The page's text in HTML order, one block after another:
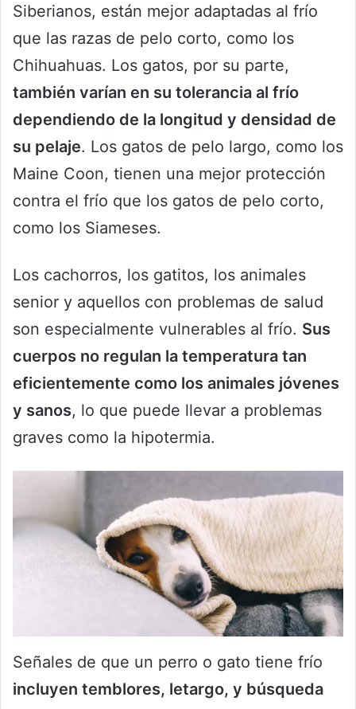
Siberianos, están mejor adaptadas al frío
que las razas de pelo corto, como los
Chihuahuas. Los gatos, por su parte,
también varían en su tolerancia al frío
dependiendo de la longitud y densidad de
su pelaje. Los gatos de pelo largo, como los
Maine Coon, tienen una mejor protección
contra el frío que los gatos de pelo corto,
como los Siameses.
Los cachorros, los gatitos, los animales
senior y aquellos con problemas de salud
son especialmente vulnerables al frío. Sus
cuerpos no regulan la temperatura tan
eficientemente como los animales jóvenes
y sanos, lo que puede llevar a problemas
graves como la hipotermia.
Señales de que un perro o gato tiene frío
incluyen temblores, letargo, y búsqueda